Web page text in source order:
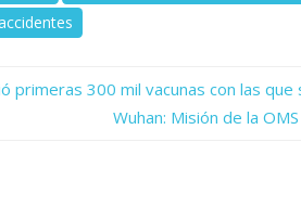
primeras 300 mil vacunas con las
Next
Wuhan: Misión de la